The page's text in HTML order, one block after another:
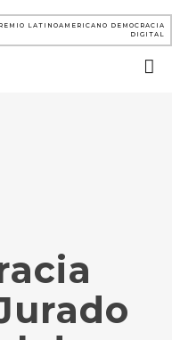
LATINOAMERICANO DEMOCRACIA
DIGITAL